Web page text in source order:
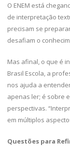
O ENEM está
de interpretação
precisam se
desafiam o
Mas afinal, o que é
Brasil Escola, a
nos ajuda a
apenas ler; é sobre
perspectivas.
em múltiplos
Questões para